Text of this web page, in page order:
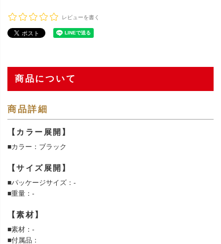
レビューを書く
商品について
商品詳細
【カラー展開】
■カラー：ブラック
【サイズ展開】
■パッケージサイズ：-
■重量：-
【素材】
■素材：-
■付属品：